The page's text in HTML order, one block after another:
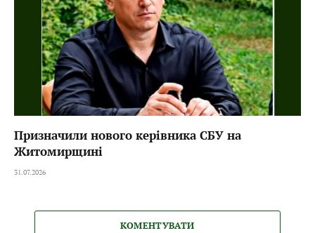
Призначили нового керівника СБУ на
Житомирщині
31.07.2026
КОМЕНТУВАТИ